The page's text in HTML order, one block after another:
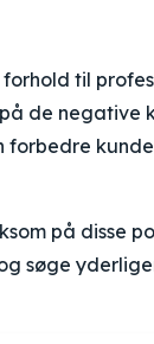
til
de negative
forbedre
på disse
søge